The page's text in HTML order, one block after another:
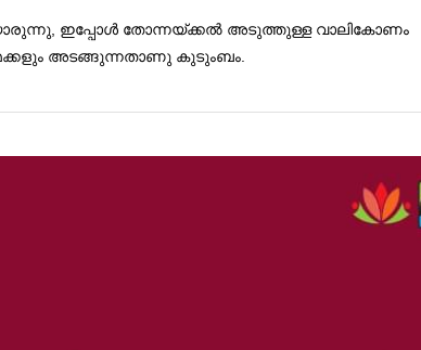
ഇപ്പോൾ തോന്നയ്ക്കൽ അടുത്തുള്ള വാലികോണം
അടങ്ങുന്നതാണു കുടുംബം.